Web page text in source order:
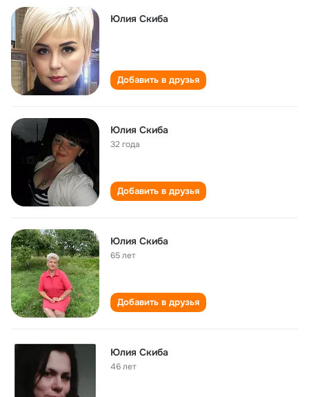
Юлия Скиба
Добавить в друзья
Юлия Скиба
32 года
Добавить в друзья
Юлия Скиба
65 лет
Добавить в друзья
Юлия Скиба
46 лет